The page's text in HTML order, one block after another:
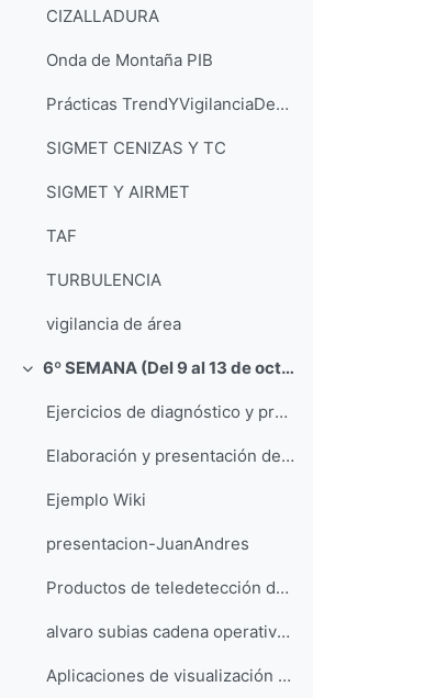
CIZALLADURA
Onda de Montaña PIB
Prácticas TrendYVigilanciaDeAeródromo
SIGMET CENIZAS Y TC
SIGMET Y AIRMET
TAF
TURBULENCIA
vigilancia de área
Replier 6º SEMANA (Del 9 al 13 de octubre)
Ejercicios de diagnóstico y predicción operativa
Elaboración y presentación de informes de casos de estudio
Ejemplo Wiki
presentacion-JuanAndres
Productos de teledetección del ATAP
alvaro subias cadena operativa modelos
Aplicaciones de visualización PIB-M